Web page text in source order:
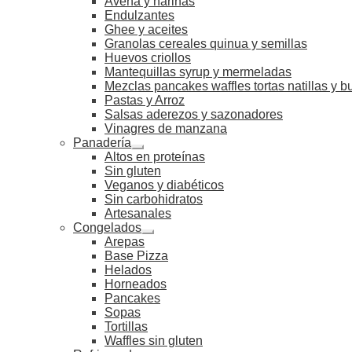
Endulzantes
Ghee y aceites
Granolas cereales quinua y semillas
Huevos criollos
Mantequillas syrup y mermeladas
Mezclas pancakes waffles tortas natillas y
Pastas y Arroz
Salsas aderezos y sazonadores
Vinagres de manzana
Panadería
Altos en proteínas
Sin gluten
Veganos y diabéticos
Sin carbohidratos
Artesanales
Congelados
Arepas
Base Pizza
Helados
Horneados
Pancakes
Sopas
Tortillas
Waffles sin gluten